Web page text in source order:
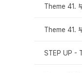
Theme 41.
Theme 41.
STEP UP -